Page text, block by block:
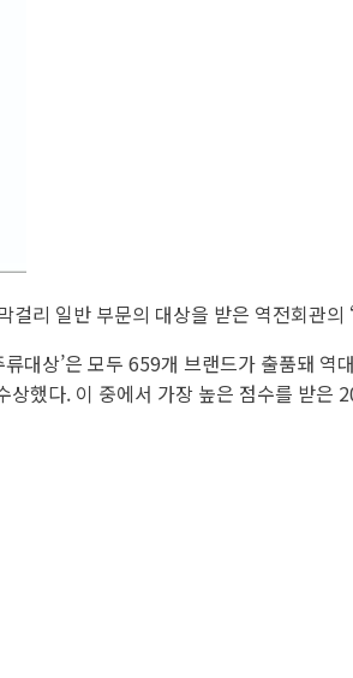
리 일반 부문의 대상을 받은 역전회관의
대상’은 모두 659개 브랜드가 출품돼
했다. 이 중에서 가장 높은 점수를 받